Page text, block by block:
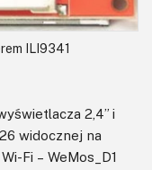
ILI9341
2,4” i
widocznej na
Fi – WeMos_D1